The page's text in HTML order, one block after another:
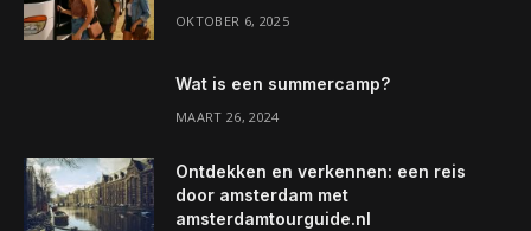
OKTOBER 6, 2025
Wat is een summercamp?
MAART 26, 2024
Ontdekken en verkennen: een reis
door amsterdam met
amsterdamtourguide.nl